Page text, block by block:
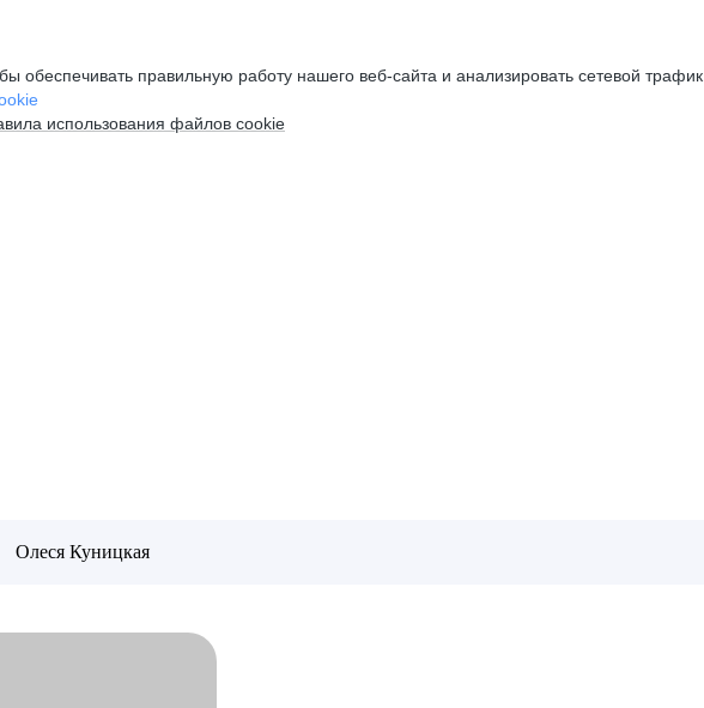
обеспечивать правильную работу нашего веб-сайта и анализировать сетевой трафик.
использования файлов cookie
Олеся Куницкая